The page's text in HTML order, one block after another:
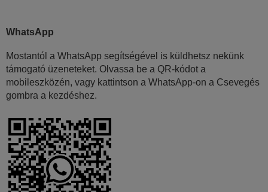
WhatsApp
Mostantól a WhatsApp segítségével is küldhetsz nekünk
támogató üzeneteket. Olvassa be a QR-kódot a
mobileszközén, vagy kattintson a WhatsApp-on a Csevegés
gombra a kezdéshez.